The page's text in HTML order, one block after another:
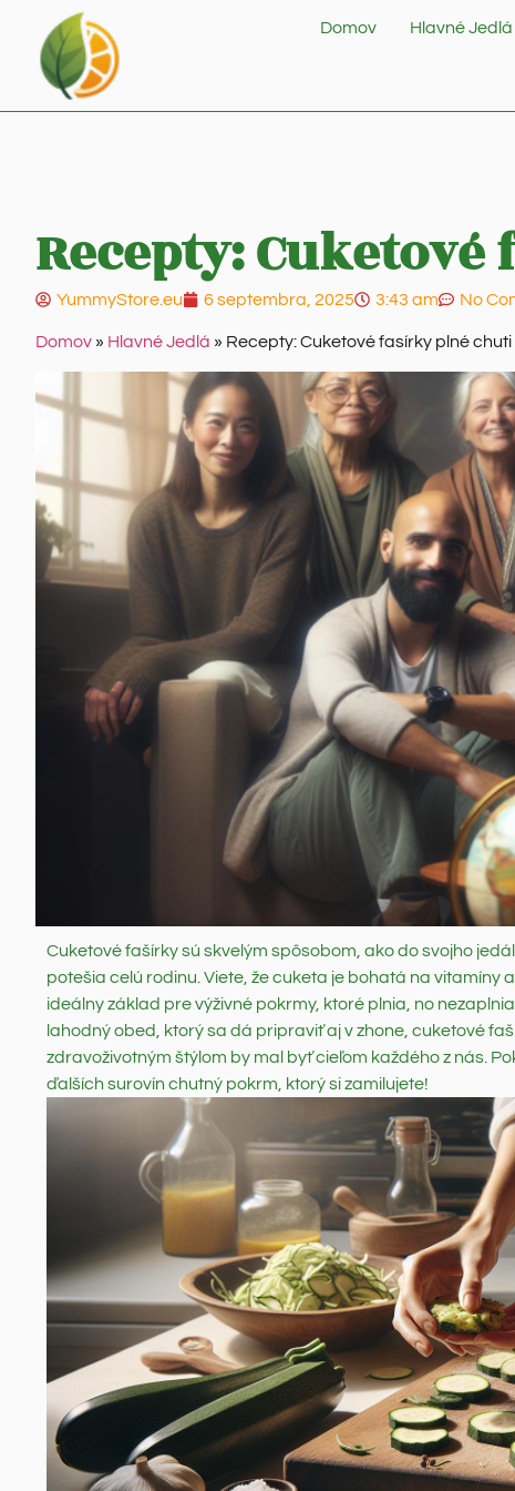
Domov Hlavné Jedlá
Recepty:
YummyStore.eu 6 septembra, 2025 3:43 am No
Domov » Hlavné Jedlá » Recepty: Cuketové fasírky plné
Cuketové fašírky sú skvelým spôsobom, ako do svojho
potešia celú rodinu. Viete, že cuketa je bohatá na vitamíny
ideálny základ pre výživné pokrmy, ktoré plnia, no
lahodný obed, ktorý sa dá pripraviť aj v zhone, cuketové
zdravoživotným štýlom by mal byť cieľom každého z nás.
ďalších surovín chutný pokrm, ktorý si zamilujete!